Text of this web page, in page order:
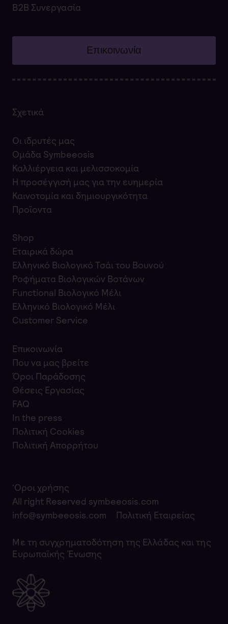
Σχετικά
Οι ιδρυτές μας
Ομάδα Symbeeosis
Καλλιέργεια και μελισσοκομία
Η προσέγγισή μας για την ευημερία
Καινοτομία και δημιουργικότητα
Προϊοντα
Shop
Εταιρικά δώρα
Ελληνικό Βιολογικό Τσάι του Βουνού
Ροφήματα Βιολογικών Βοτάνων
Functional Βιολογικό Μέλι
Ελληνικό Βιολογικό Μέλι
Customer Service
Επικοινωνία
Που να μας βρείτε
Όροι Παράδοσης
Θέσεις Εργασίας
FAQ
In the press
Πολιτική Cookies
Πολιτική Απορρήτου
Β2Β Συνεργασία
Επικοινωνία
‘Οροι χρήσης
All right Reserved symbeeosis.com
info@symbeeosis.com
Πολιτική Εταιρείας
Με τη συγχρηματοδότηση της Ελλάδας και της
Ευρωπαϊκής Ένωσης